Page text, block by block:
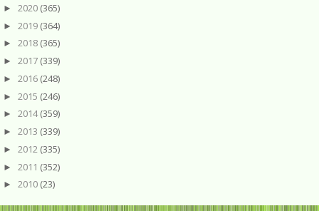
► 2020 (365)
► 2019 (364)
► 2018 (365)
► 2017 (339)
► 2016 (248)
► 2015 (246)
► 2014(359)
► 2013 (339)
► 2012 (335)
► 2011 (352)
► 2010 (23)